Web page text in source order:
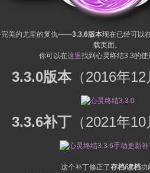
完美的尤里的复仇——3.3.6版本现在已经可以
载页面。
你可以在这里找到心灵终结3.3的使
3.3.0版本（2016年12
3.3.6补丁（2021年10
这个补丁修正了存档/读档功